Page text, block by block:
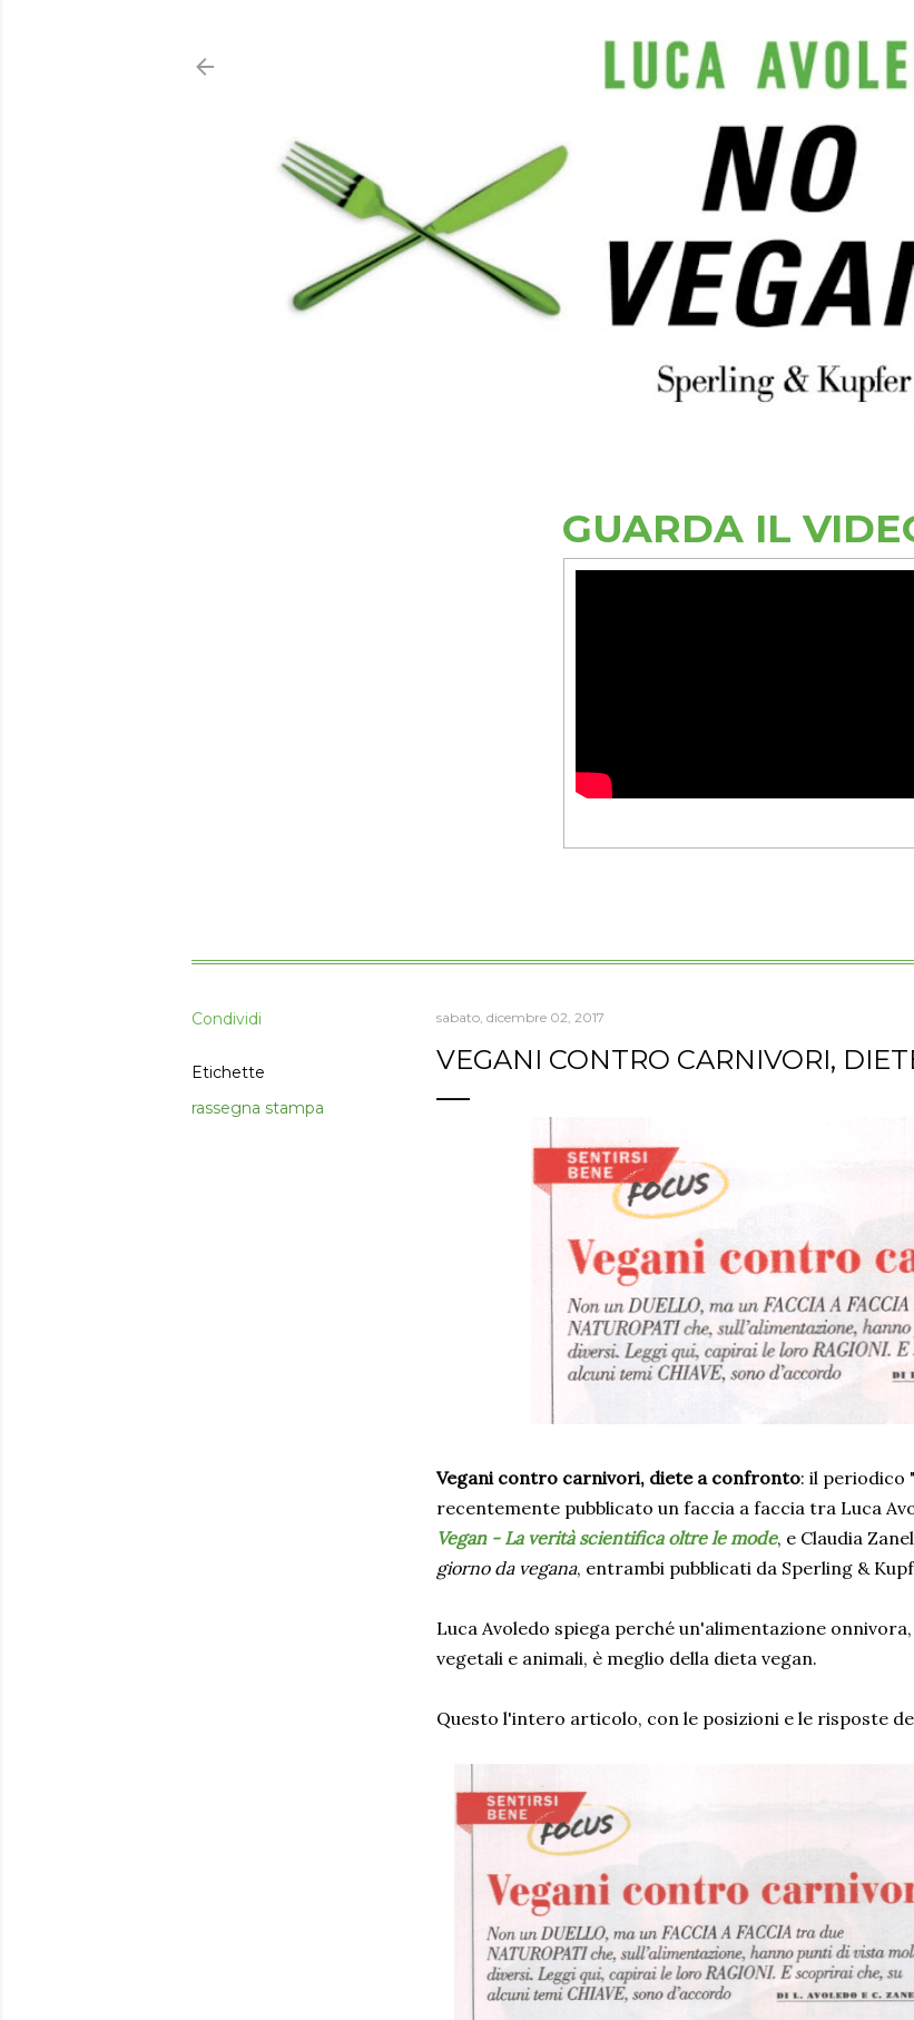
GUARDA IL
Condividi
Etichette
rassegna stampa
sabato, dicembre 02, 2017
VEGANI CONTRO CARNIVORI,
Vegani contro carnivori, diete a confronto: il periodico
recentemente pubblicato un faccia a faccia tra Luca
Vegan - La verità scientifica oltre le mode, e Claudia
giorno da vegana, entrambi pubblicati da Sperling &
Luca Avoledo spiega perché un'alimentazione
vegetali e animali, è meglio della dieta vegan.
Questo l'intero articolo, con le posizioni e le risposte